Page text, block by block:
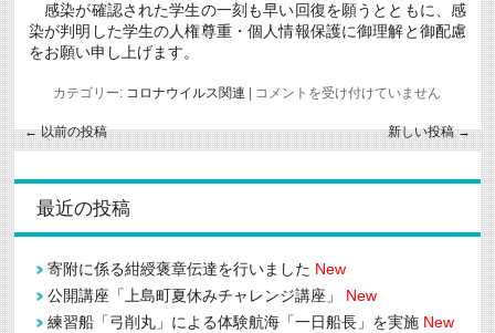
感染が確認された学生の一刻も早い回復を願うとともに、感
染が判明した学生の人権尊重・個人情報保護に御理解と御配慮
をお願い申し上げます。
カテゴリー: コロナウイルス関連
新
ロ
者
（４
事
コメントを受け付けていません
←以前の投稿 新しい投稿→
最近の投稿
寄附に係る紺綬褒章伝達を行いました New
公開講座「上島町夏休みチャレンジ講座」
New
練習船「弓削丸」による体験航海「一日船長」を実施 New